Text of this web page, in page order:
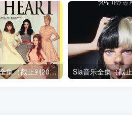
少女時代音乐全集（截止到2026年07月15日）